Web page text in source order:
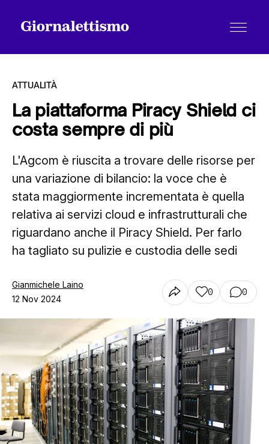
Tutti gli articoli
Chi siamo
Contatti
ATTUALITÀ
La piattaforma Piracy Shield ci
costa sempre di più
L'Agcom è riuscita a trovare delle risorse per
una variazione di bilancio: la voce che è
stata maggiormente incrementata è quella
relativa ai servizi cloud e infrastrutturali che
riguardano anche il Piracy Shield. Per farlo
ha tagliato su pulizie e custodia delle sedi
Gianmichele Laino
12 Nov 2024
0 0